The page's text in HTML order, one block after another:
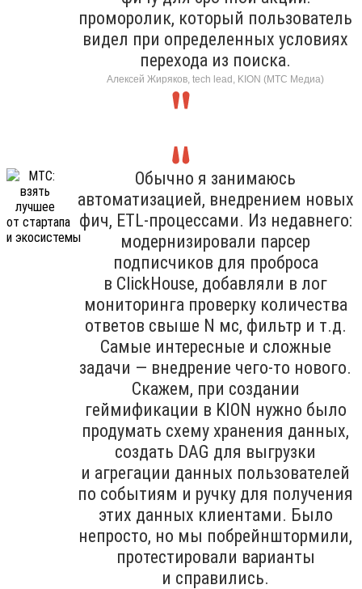
проморолик, который пользователь
видел при определенных условиях
перехода из поиска.
Алексей Жиряков, tech lead, KION (МТС Медиа)
Обычно я занимаюсь
автоматизацией, внедрением новых
фич, ETL-процессами. Из недавнего:
модернизировали парсер
подписчиков для проброса
в ClickHouse, добавляли в лог
мониторинга проверку количества
ответов свыше N мс, фильтр и т.д.
Самые интересные и сложные
задачи — внедрение чего-то нового.
Скажем, при создании
геймификации в KION нужно было
продумать схему хранения данных,
создать DAG для выгрузки
и агрегации данных пользователей
по событиям и ручку для получения
этих данных клиентами. Было
непросто, но мы побрейнштормили,
протестировали варианты
и справились.